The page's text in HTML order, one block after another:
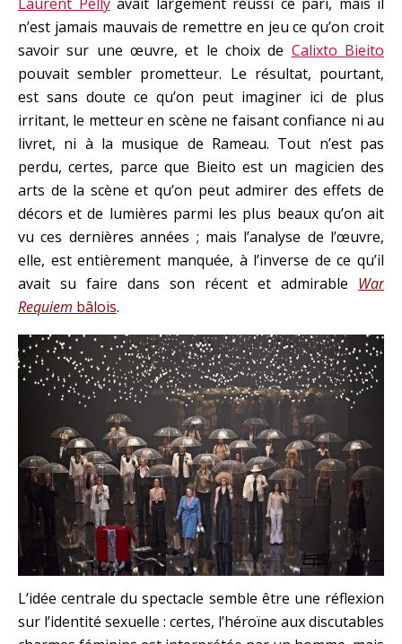
Laurent Pellyavait largement réussi ce pari, mais il
n’est jamais mauvais de remettre en jeu ce qu’on croit
savoir sur une œuvre, et le choix de Calixto Bieito
pouvait sembler prometteur. Le résultat, pourtant,
est sans doute ce qu’on peut imaginer ici de plus
irritant, le metteur en scène ne faisant confiance ni au
livret, ni à la musique de Rameau. Tout n’est pas
perdu, certes, parce que Bieito est un magicien des
arts de la scène et qu’on peut admirer des effets de
décors et de lumières parmi les plus beaux qu’on ait
vu ces dernières années ; mais l’analyse de l’œuvre,
elle, est entièrement manquée, à l’inverse de ce qu’il
avait su faire dans son récent et admirable War
Requiem bâlois.
L’idée centrale du spectacle semble être une réflexion
sur l’identité sexuelle : certes, l’héroïne aux discutables